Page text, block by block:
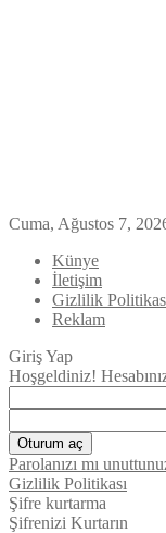
Cuma, Ağustos 7,
Künye
İletişim
Gizlilik
Reklam
Giriş Yap
Hoşgeldiniz!
Parolanızı mı
Gizlilik Politikası
Şifre kurtarma
Şifrenizi Kurtarın